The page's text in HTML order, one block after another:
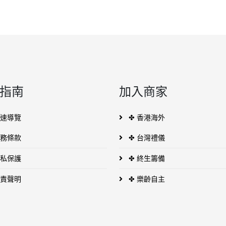
南
導覽
條款
保護
聲明
加入商家
✤ 香港海外
✤ 台灣禮儀
✤ 終生籌備
✤ 樂齡自主